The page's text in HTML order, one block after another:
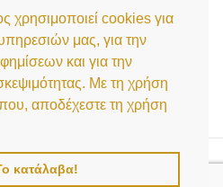
χρησιμοποιεί cookies για
μας, για την
και για την
Με τη χρήση
αποδέχεστε τη χρήση
κατάλαβα!
Reserved | Powered by